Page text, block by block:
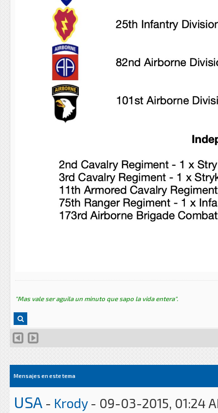
"Mas vale ser aguila un minuto que sapo la vida entera".
Mensajes en este tema
USA - Krody- 09-03-2015, 01:24